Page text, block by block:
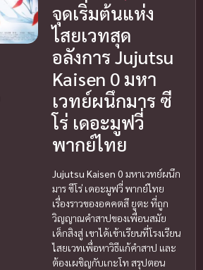
จุดเริ่มต้นแห่ง
ไสยเวทสุด
อลังการ Jujutsu
Kaisen 0 มหา
เวทย์ผนึกมาร ซี
โร่ เดอะมูฟวี่
พากย์ไทย
Jujutsu Kaisen 0 มหาเวทย์ผนึก
มาร ซีโร่ เดอะมูฟวี่ พากย์ไทย
เรื่องราวของอคคตสึ ยูตะ ที่ถูก
วิญญาณคำสาปของเพื่อนสมัย
เด็กสิงสู่ เขาได้เข้าเรียนที่โรงเรียน
ไสยเวทเพื่อหาวิธีแก้คำสาป และ
ต้องเผชิญกับเกะโท สรุปตอน